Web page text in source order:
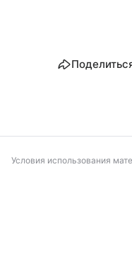
Условия использования